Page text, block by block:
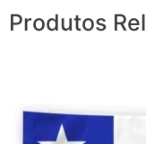
Produtos